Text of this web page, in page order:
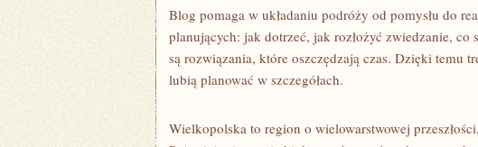
Blog pomaga w układaniu podróży od pomysłu do
planujących: jak dotrzeć, jak rozłożyć zwiedzanie,
są rozwiązania, które oszczędzają czas. Dzięki temu
lubią planować w szczegółach.
Wielkopolska to region o wielowarstwowej